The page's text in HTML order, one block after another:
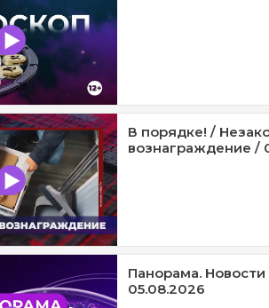
В порядке! /
вознаграждение /
Панорама.
05.08.2026